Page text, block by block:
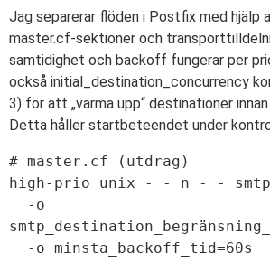
Jag separerar flöden i Postfix med hjälp
master.cf-sektioner och
samtidighet och backoff fungerar per
också initial_destination_concurrency
3) för att „värma upp“ destinationer
Detta håller startbeteendet under
# master.cf (utdrag)
high-prio unix - - n - - smtp